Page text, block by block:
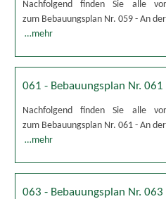
Nachfolgend finden Sie alle
zum Bebauungsplan Nr. 059 - An
…mehr
061 - Bebauungsplan Nr.
Nachfolgend finden Sie alle
zum Bebauungsplan Nr. 061 - An
…mehr
063 - Bebauungsplan Nr.